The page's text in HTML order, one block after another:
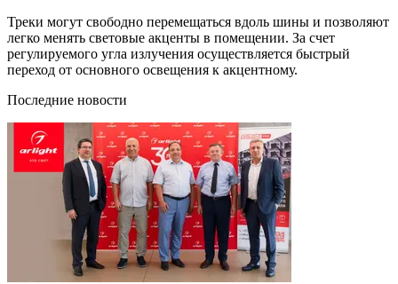
Треки могут свободно перемещаться вдоль шины и позволяют
легко менять световые акценты в помещении. За счет
регулируемого угла излучения осуществляется быстрый
переход от основного освещения к акцентному.
Последние новости